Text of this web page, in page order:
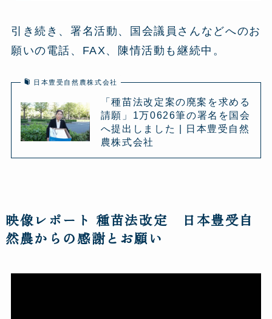
引き続き、署名活動、国会議員さんなどへのお
願いの電話、FAX、陳情活動も継続中。
日本豊受自然農株式会社
「種苗法改定案の廃案を求める
請願」1万0626筆の署名を国会
へ提出しました | 日本豊受自然
農株式会社
映像レポート 種苗法改定 日本豊受自
然農からの感謝とお願い